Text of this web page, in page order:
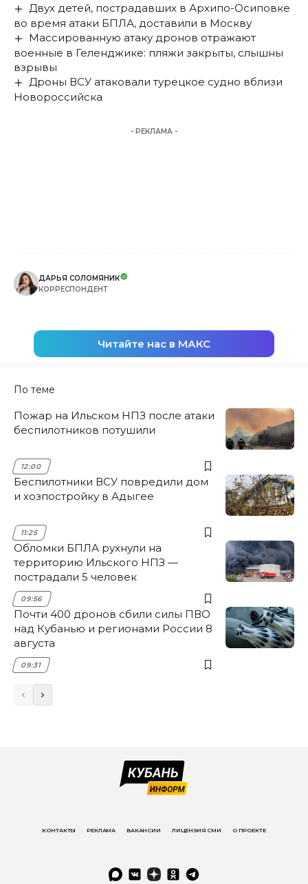
Двух детей, пострадавших в Архипо-Осиповке
во время атаки БПЛА, доставили в Москву
Массированную атаку дронов отражают
военные в Геленджике: пляжи закрыты, слышны
взрывы
Дроны ВСУ атаковали турецкое судно вблизи
Новороссийска
- РЕКЛАМА -
ДАРЬЯ СОЛОМЯНИК
КОРРЕСПОНДЕНТ
Читайте нас в МАКС
По теме
Пожар на Ильском НПЗ после атаки
беспилотников потушили
12:00
Беспилотники ВСУ повредили дом
и хозпостройку в Адыгее
11:25
Обломки БПЛА рухнули на
территорию Ильского НПЗ —
пострадали 5 человек
09:56
Почти 400 дронов сбили силы ПВО
над Кубанью и регионами России 8
августа
09:31
КОНТАКТЫ РЕКЛАМА ВАКАНСИИ ЛИЦЕНЗИЯ СМИ О ПРОЕКТЕ